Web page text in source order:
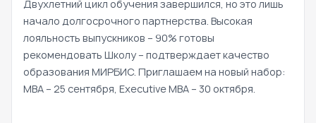
Двухлетний цикл обучения завершился, но это лишь
начало долгосрочного партнерства. Высокая
лояльность выпускников – 90% готовы
рекомендовать Школу – подтверждает качество
образования МИРБИС. Приглашаем на новый набор:
MBA – 25 сентября, Executive MBA – 30 октября.